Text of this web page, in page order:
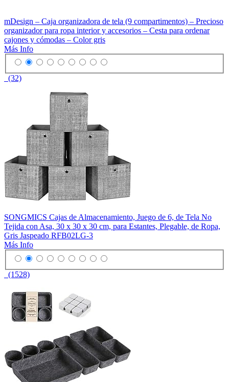
mDesign – Caja organizadora de tela (9 compartimentos) – Precioso
organizador para ropa interior y accesorios – Cesta para ordenar
cajones y cómodas – Color gris
Más Info
(32)
SONGMICS Cajas de Almacenamiento, Juego de 6, de Tela No
Tejida con Asa, 30 x 30 x 30 cm, para Estantes, Plegable, de Ropa,
Gris Jaspeado RFB02LG-3
Más Info
(1528)